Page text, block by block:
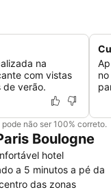
na
com vistas
de verão.
não ser 100% correto.
Boulogne
hotel
a 5 minutos a pé da
das zonas